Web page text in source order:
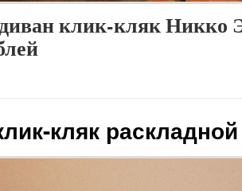
клик-кляк Никко
кляк